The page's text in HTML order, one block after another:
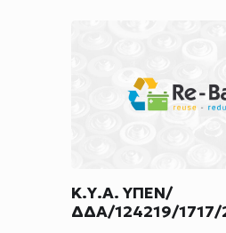
Κ.Υ.Α. ΥΠΕΝ/
ΔΔΑ/124219/1717/